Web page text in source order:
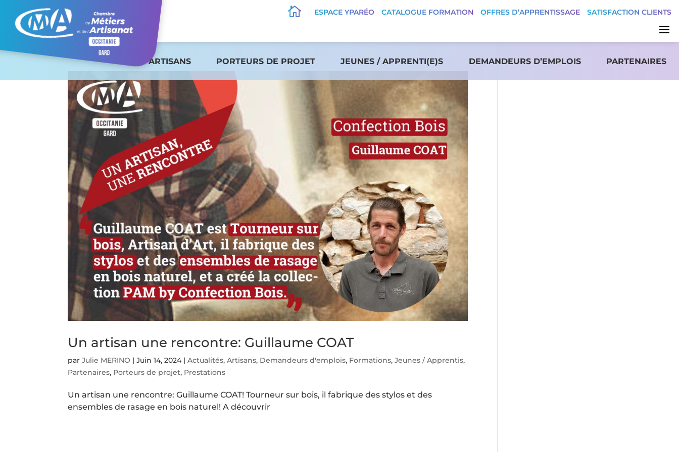
 ESPACE YPARÉO CATALOGUE FORMATION OFFRES D’APPRENTISSAGE SATISFACTION CLIENTS
ARTISANS PORTEURS DE PROJET JEUNES / APPRENTI(E)S DEMANDEURS D’EMPLOIS PARTENAIRES
Un artisan une rencontre: Guillaume COAT
parJulie MERINO |Juin 14, 2024|Actualités,Artisans, Demandeurs d'emplois, Formations,Jeunes / Apprentis,
Partenaires, Porteurs de projet, Prestations
Un artisan une rencontre: Guillaume COAT! Tourneur sur bois, il fabrique des stylos et des
ensembles de rasage en bois naturel! A découvrir